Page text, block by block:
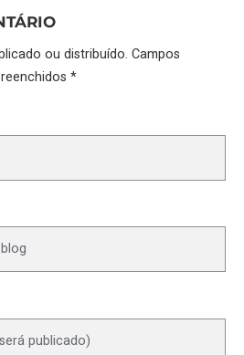
ou distribuído. Campos
*